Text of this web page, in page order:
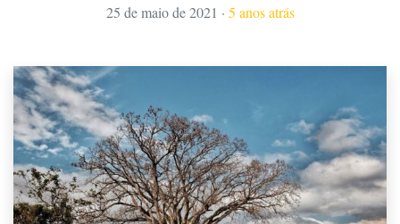
25 de maio de 2021 · 5 anos atrás